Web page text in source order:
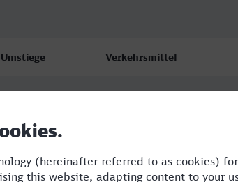
Umstiege Verkehrsmittel